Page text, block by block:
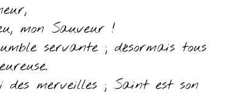
mon Sauveur !
servante ; désormais tous
merveilles ; Saint est son